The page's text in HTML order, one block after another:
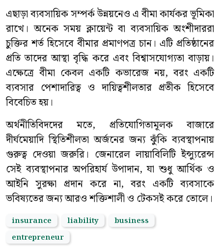
এছাড়া ব্যবসায়িক সম্পর্ক উন্নয়নেও এ বীমা কার্যকর ভূমিকা
রাখে। অনেক সময় ক্লায়েন্ট বা ব্যবসায়িক অংশীদাররা
চুক্তির শর্ত হিসেবে বীমার প্রমাণপত্র চান। এটি প্রতিষ্ঠানের
প্রতি তাদের আস্থা বৃদ্ধি করে এবং বিশ্বাসযোগ্যতা বাড়ায়।
এক্ষেত্রে বীমা কেবল একটি কভারেজ নয়, বরং একটি
ব্যবসার পেশাদারিত্ব ও দায়িত্বশীলতার প্রতীক হিসেবে
বিবেচিত হয়।
অর্থনীতিবিদদের মতে, প্রতিযোগিতামূলক বাজারে
দীর্ঘমেয়াদি স্থিতিশীলতা অর্জনের জন্য ঝুঁকি ব্যবস্থাপনায়
গুরুত্ব দেওয়া জরুরি। জেনারেল লায়াবিলিটি ইন্স্যুরেন্স
সেই ব্যবস্থাপনার অপরিহার্য উপাদান, যা শুধু আর্থিক ও
আইনি সুরক্ষা প্রদান করে না, বরং একটি ব্যবসাকে
ভবিষ্যতের জন্য আরও শক্তিশালী ও টেকসই করে তোলে।
insurance liability
business
entrepreneur